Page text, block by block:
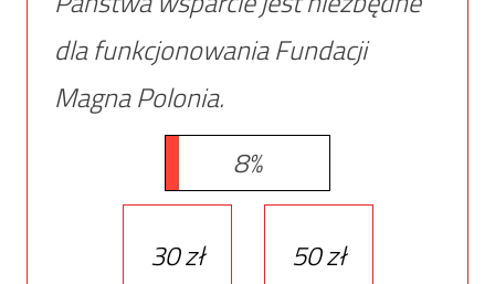
dla funkcjonowania Fundacji
Magna Polonia.
8%
30 zł 50 zł